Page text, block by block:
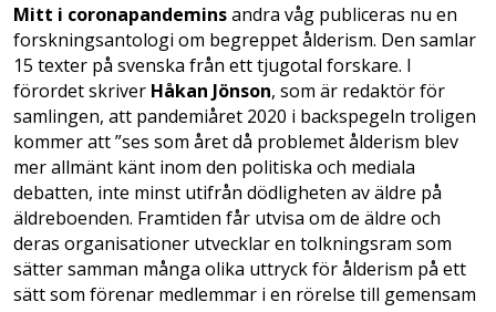
Mitt i coronapandeminsandra våg publiceras nu en
forskningsantologi om begreppet ålderism. Den samlar
15 texter på svenska från ett tjugotal forskare. I
förordet skriver Håkan Jönson, som är redaktör för
samlingen, att pandemiåret 2020 i backspegeln troligen
kommer att ”ses som året då problemet ålderism blev
mer allmänt känt inom den politiska och mediala
debatten, inte minst utifrån dödligheten av äldre på
äldreboenden. Framtiden får utvisa om de äldre och
deras organisationer utvecklar en tolkningsram som
sätter samman många olika uttryck för ålderism på ett
sätt som förenar medlemmar i en rörelse till gemensam